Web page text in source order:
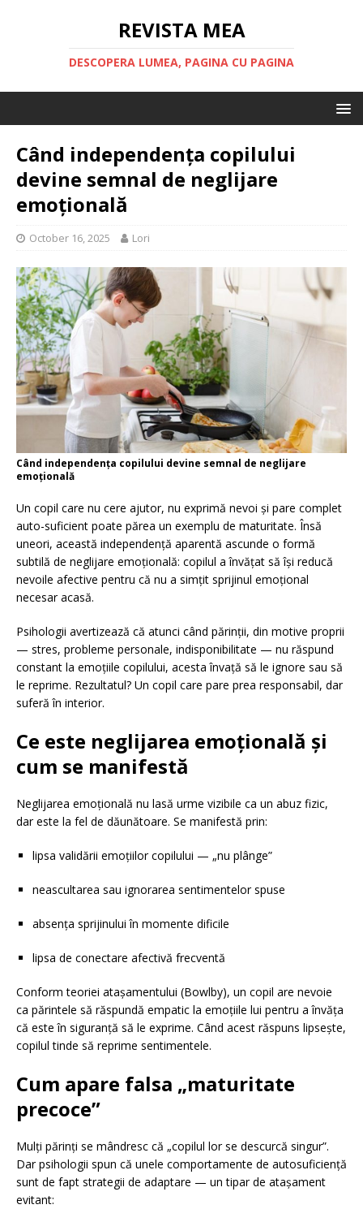
REVISTA MEA
DESCOPERA LUMEA, PAGINA CU PAGINA
Când independența copilului
devine semnal de neglijare
emoțională
October 16, 2025 Lori
Când independența copilului devine semnal de neglijare
emoțională
Un copil care nu cere ajutor, nu exprimă nevoi și pare complet
auto-suficient poate părea un exemplu de maturitate. Însă
uneori, această independență aparentă ascunde o formă
subtilă de neglijare emoțională: copilul a învățat să își reducă
nevoile afective pentru că nu a simțit sprijinul emoțional
necesar acasă.
Psihologii avertizează că atunci când părinții, din motive proprii
— stres, probleme personale, indisponibilitate — nu răspund
constant la emoțiile copilului, acesta învață să le ignore sau să
le reprime. Rezultatul? Un copil care pare prea responsabil, dar
suferă în interior.
Ce este neglijarea emoțională și
cum se manifestă
Neglijarea emoțională nu lasă urme vizibile ca un abuz fizic,
dar este la fel de dăunătoare. Se manifestă prin:
lipsa validării emoțiilor copilului — „nu plânge”
neascultarea sau ignorarea sentimentelor spuse
absența sprijinului în momente dificile
lipsa de conectare afectivă frecventă
Conform teoriei atașamentului (Bowlby), un copil are nevoie
ca părintele să răspundă empatic la emoțiile lui pentru a învăța
că este în siguranță să le exprime. Când acest răspuns lipsește,
copilul tinde să reprime sentimentele.
Cum apare falsa „maturitate
precoce”
Mulți părinți se mândresc că „copilul lor se descurcă singur”.
Dar psihologii spun că unele comportamente de autosuficiență
sunt de fapt strategii de adaptare — un tipar de atașament
evitant: